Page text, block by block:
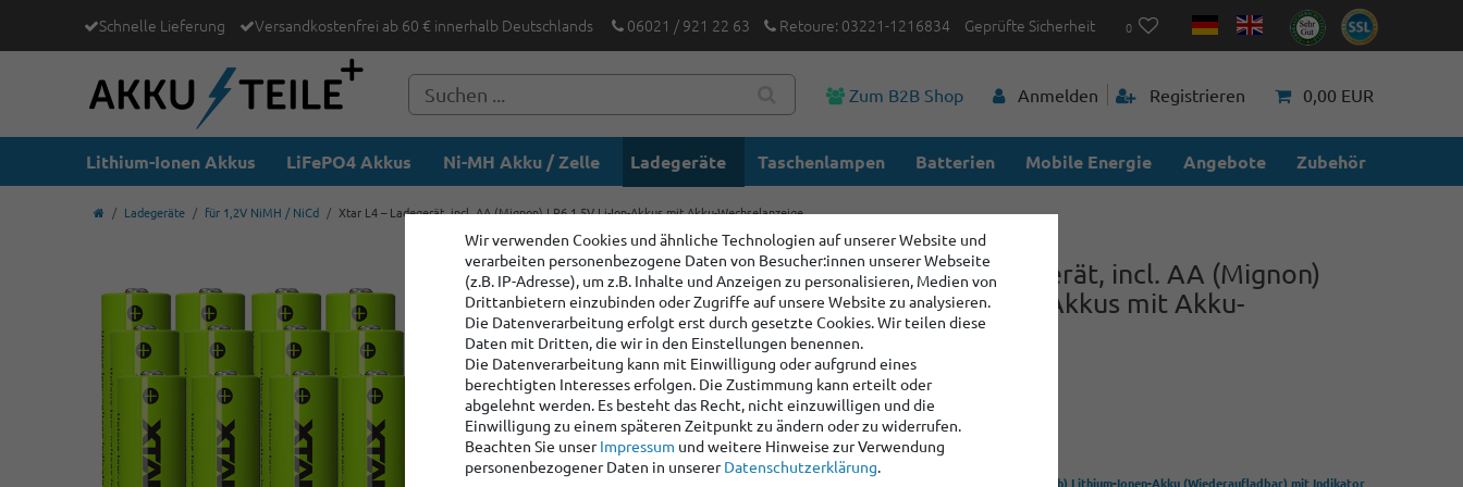
Schnelle Lieferung Versandkostenfrei ab 60 € innerhalb Deutschlands 06021 / 921 22 63 Retoure: 03221-1216834 Geprüfte Sicherheit 0
Zum B2B Shop Anmelden Registrieren 0,00 EUR
Lithium-Ionen Akkus LiFePO4 Akkus Ni-MH Akku / Zelle Ladegeräte Taschenlampen Batterien Mobile Energie Angebote Zubehör
Ladegeräte für 1,2V NiMH / NiCd Xtar L4 – Ladegerät, incl. AA (Mignon) LR6 1,5V Li-Ion-Akkus mit Akku-Wechselanzeige
Xtar L4 – Ladegerät, incl. AA (Mignon)
LR6 1,5V Li-Ion-Akkus mit Akku-
Wechselanzeige
Artikelnummer:
Hersteller:Xtar
Artikelpaket Inhalt:
12 x
AA 1,5V 2700mWh (ca. 1750mAh) Lithium-Ionen-Akku (Wiederaufladbar) mit Indikator
Wir verwenden Cookies und ähnliche Technologien auf unserer Website und
verarbeiten personenbezogene Daten von Besucher:innen unserer Webseite
(z.B. IP-Adresse), um z.B. Inhalte und Anzeigen zu personalisieren, Medien von
Drittanbietern einzubinden oder Zugriffe auf unsere Website zu analysieren.
Die Datenverarbeitung erfolgt erst durch gesetzte Cookies. Wir teilen diese
Daten mit Dritten, die wir in den Einstellungen benennen.
Die Datenverarbeitung kann mit Einwilligung oder aufgrund eines
berechtigten Interesses erfolgen. Die Zustimmung kann erteilt oder
abgelehnt werden. Es besteht das Recht, nicht einzuwilligen und die
Einwilligung zu einem späteren Zeitpunkt zu ändern oder zu widerrufen.
Beachten Sie unserImpressum und weitere Hinweise zur Verwendung
personenbezogener Daten in unsererDaten­schutz­erklärung.